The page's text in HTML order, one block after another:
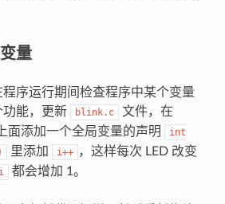
量
序运行期间检查程序中某个变量
功能，更新
blink.c 文件，在
面添加一个全局变量的声明
int
里添加 i++ ，这样每次 LED 改变
i 都会增加 1。